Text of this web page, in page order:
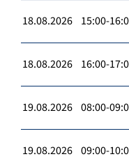
18.08.2026 15:00-
18.08.2026 16:00-
19.08.2026 08:00-
19.08.2026 09:00-